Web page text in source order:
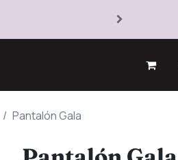
Pantalón Gala